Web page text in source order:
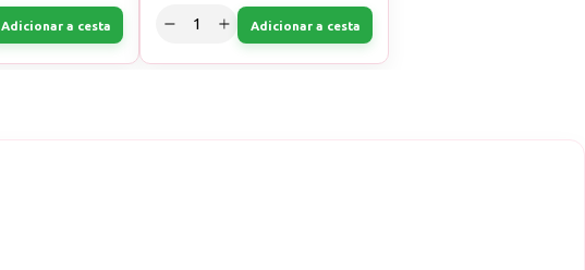
Adicionar a cesta Adicionar a cesta